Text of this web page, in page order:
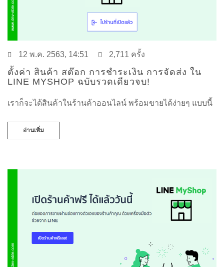
12 พ.ค. 2563, 14:51 2,711 ครั้ง
ตั้งค่า สินค้า สต๊อก การชำระเงิน การจัดส่ง ใน
LINE MYSHOP ฉบับรวดเดียวจบ!
เราก็จะได้สินค้าในร้านค้าออนไลน์ พร้อมขายได้ง่ายๆ แบบนี้
อ่านเพิ่ม